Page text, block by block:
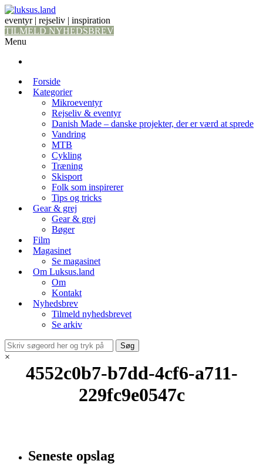
eventyr | rejseliv | inspiration
TILMELD NYHEDSBREV
Menu
Forside
Kategorier
Mikroeventyr
Rejseliv & eventyr
Danish Made – danske projekter, der er værd at sprede
Vandring
MTB
Cykling
Træning
Skisport
Folk som inspirerer
Tips og tricks
Gear & grej
Gear & grej
Bøger
Film
Magasinet
Se magasinet
Om Luksus.land
Om
Kontakt
Nyhedsbrev
Tilmeld nyhedsbrevet
Se arkiv
×
4552c0b7-b7dd-4cf6-a711-
229fc9e0547c
Seneste opslag